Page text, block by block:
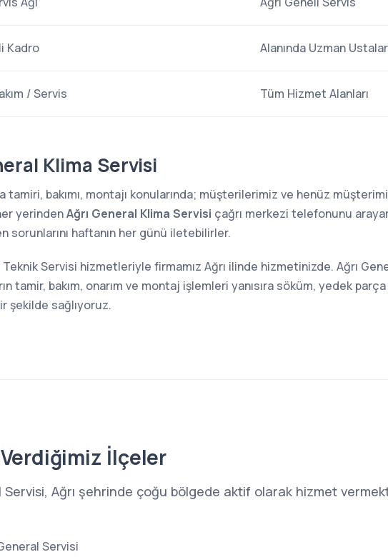
Kadro Alanında Uzman Ustalar
/ Servis Tüm Hizmet Alanları
Klima Servisi
tamiri, bakımı, montajı konularında; müşterilerimiz ve henüz
yerindenAğrı General Klima Servisi çağrı merkezi telefonunu
sorunlarını haftanın her günü iletebilirler.
Servisi hizmetleriyle firmamız Ağrı ilinde hizmetinizde. Ağrı
tamir, bakım, onarım ve montaj işlemleri yanısıra söküm, yedek
şekilde sağlıyoruz.
İlçeler
Servisi, Ağrı şehrinde çoğu bölgede aktif olarak hizmet
Servisi